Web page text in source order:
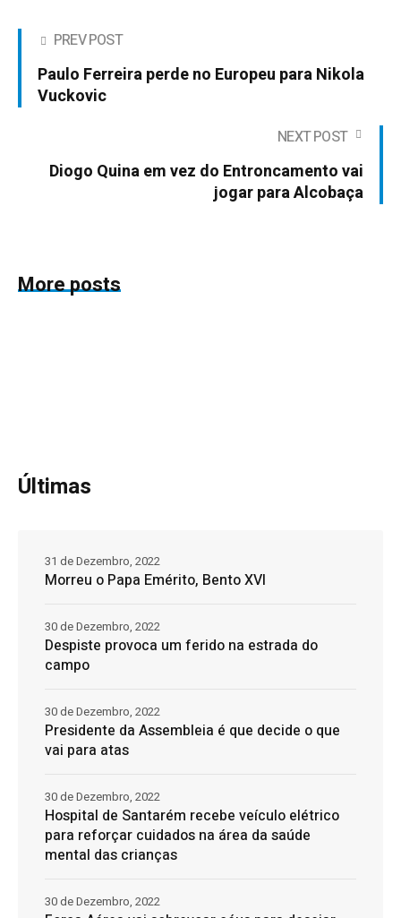
PREV POST
Paulo Ferreira perde no Europeu para Nikola
Vuckovic
NEXT POST
Diogo Quina em vez do Entroncamento vai
jogar para Alcobaça
More posts
Últimas
Morreu o Papa Emérito, Bento XVI
31 de Dezembro, 2022
Despiste provoca um ferido na estrada do
campo
30 de Dezembro, 2022
Presidente da Assembleia é que decide o que
vai para atas
30 de Dezembro, 2022
Hospital de Santarém recebe veículo elétrico
para reforçar cuidados na área da saúde
mental das crianças
30 de Dezembro, 2022
30 de Dezembro, 2022